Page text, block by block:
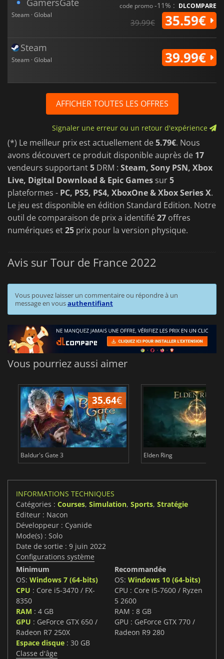
Steam · Global
code promo-11% : DLCOMPARE
39.99€ 35.59€
Steam
Steam · Global 39.99€
AFFICHER TOUTES LES OFFRES
Signaler une erreur ou un retour d'expérience
(*) Le meilleur prix est actuellement de5.79€. Nous
avons découvert ce produit disponible auprès de 17
vendeurs supportant5 DRM : Steam, Sony PSN, Xbox
Live, Digital Download & Epic Games sur5
plateformes - PC, PS5, PS4, XboxOne & Xbox Series X.
Le jeu est disponible en édition Standard Edition. Notre
outil de comparaison de prix a identifié27 offres
numériques et25 prix pour la version physique.
Avis sur Tour de France 2022
Vous pouvez laisser un commentaire ou répondre à un
message en vousauthentifiant
Vous pourriez aussi aimer
35.64€
Baldur's Gate 3 Elden Ring
INFORMATIONS TECHNIQUES
Catégories : Courses, Simulation, Sports, Stratégie
Editeur : Nacon
Développeur : Cyanide
Mode(s) : Solo
Date de sortie : 9 juin 2022
Configurations système
Minimum
OS: Windows 7 (64-bits)
CPU : Core i5-3470 / FX-
8350
RAM : 4 GB
GPU : GeForce GTX 650 /
Radeon R7 250X
Espace disque : 30 GB
Recommandée
OS: Windows 10 (64-bits)
CPU : Core i5-7600 / Ryzen
5 2600
RAM : 8 GB
GPU : GeForce GTX 770 /
Radeon R9 280
Classe d'âge